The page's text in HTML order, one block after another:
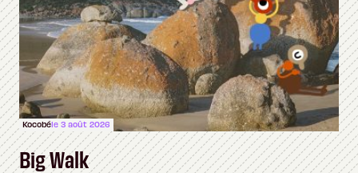
Kocobéle 3 août 2026
Big Walk